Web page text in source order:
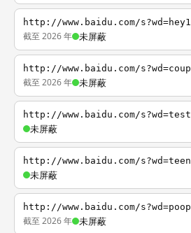
http://www.baidu.com/s?wd=hey1
截至 2026 年 未屏蔽
http://www.baidu.com/s?wd=coup
截至 2026 年 未屏蔽
http://www.baidu.com/s?wd=test
未屏蔽
http://www.baidu.com/s?wd=teen
未屏蔽
http://www.baidu.com/s?wd=poop
截至 2026 年 未屏蔽